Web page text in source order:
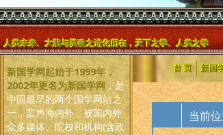
人类未来、大脑与灵魂之进化所在，天下之学、人类之学
新国学网起始于1999年，
2002年更名为新国学网 ，是
中国最早的两个国学网站之
一，蜚声海内外，被国内外
众多媒体、院校和机构(含政
首 页 新国
当前